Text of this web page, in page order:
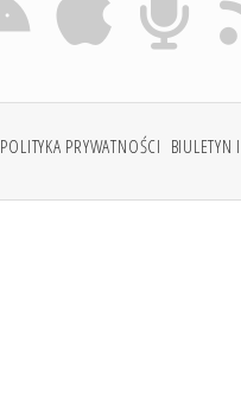
POLITYKA PRYWATNOŚCI BIULETYN